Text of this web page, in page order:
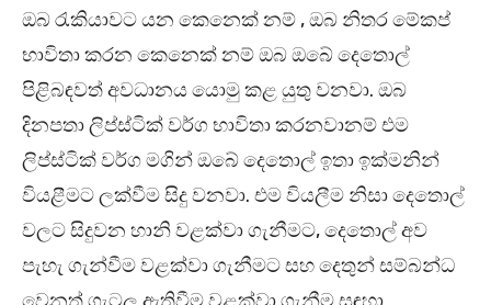
ඔබ රැකියාවට යන කෙනෙක් නම් , ඔබ නිතර මේකප්
භාවිතා කරන කෙනෙක් නම් ඔබ ඔබේ දෙතොල්
පිළිබඳවත් අවධානය යොමු කළ යුතු වනවා. ඔබ
දිනපතා ලිප්ස්ටික් වර්ග භාවිතා කරනවානම් එම
ලිප්ස්ටික් වර්ග මගින් ඔබේ දෙතොල් ඉතා ඉක්මනින්
වියළීමට ලක්වීම සිදු වනවා. එම වියලීම නිසා දෙතොල්
වලට සිදුවන හානි වළක්වා ගැනීමට, දෙතොල් අව
පැහැ ගැන්වීම වළක්වා ගැනීමට සහ දෙතුන් සම්බන්ධ